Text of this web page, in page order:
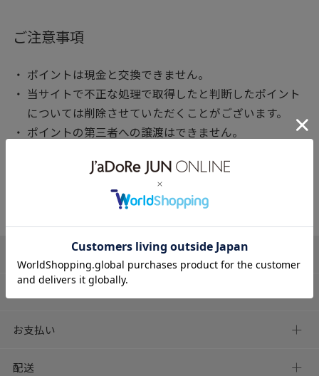
ご注意事項
ポイントは現金と交換できません。
当サイトで不正な処理で取得したと判断したポイント
については削除させていただくことがございます。
ポイントの第三者への譲渡はできません。
初めての方へ
お支払い
配送